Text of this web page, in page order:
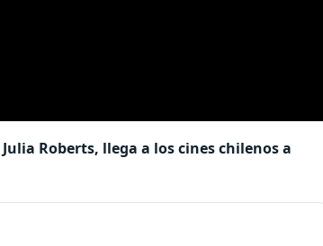
Roberts, llega a los cines chilenos a